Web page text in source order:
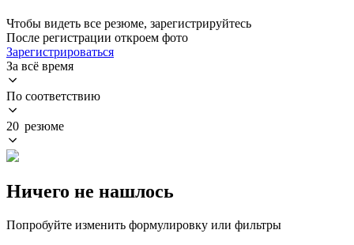
Чтобы видеть все резюме, зарегистрируйтесь
После регистрации откроем фото
Зарегистрироваться
За всё время
По соответствию
20 резюме
Ничего не нашлось
Попробуйте изменить формулировку или фильтры